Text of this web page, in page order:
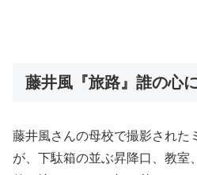
藤井風『旅路』誰の心
藤井風さんの母校で撮影された
が、下駄箱の並ぶ昇降口、教室